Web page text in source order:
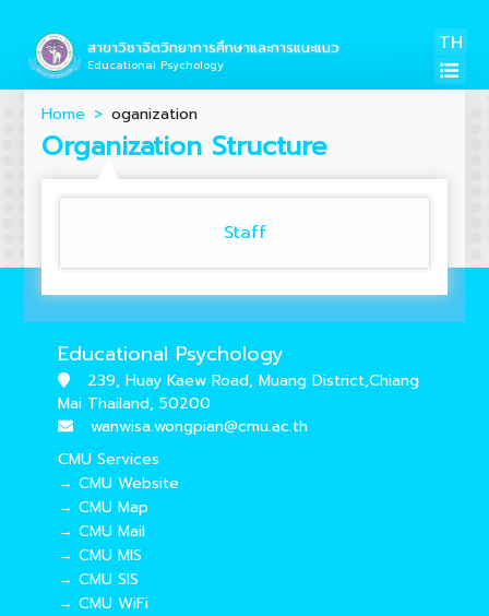
สาขาวิชาจิตวิทยาการศึกษาและการแนะแนว
Educational Psychology
TH
Home oganization
Organization Structure
Staff
Educational Psychology
239, Huay Kaew Road, Muang District,Chiang
Mai Thailand, 50200
wanwisa.wongpian@cmu.ac.th
CMU Services
→ CMU Website
→ CMU Map
→ CMU Mail
→ CMU MIS
→ CMU SIS
→ CMU WiFi